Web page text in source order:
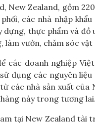
New Zealand, gồm
các nhà nhập
dựng, thực phẩm và đồ
làm vườn, chăm sóc vật
các doanh nghiệp
dụng các nguyên
các nhà sản xuất của
này trong tương lai.
tại New Zealand tài